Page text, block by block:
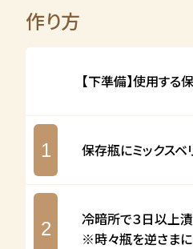
作り方
【下準備】使用する
1 保存瓶にミックスベ
2
冷暗所で３日以上漬
※時々瓶を逆さまに